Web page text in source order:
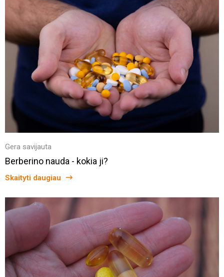
Gera savijauta
Berberino nauda - kokia ji?
Skaityti daugiau